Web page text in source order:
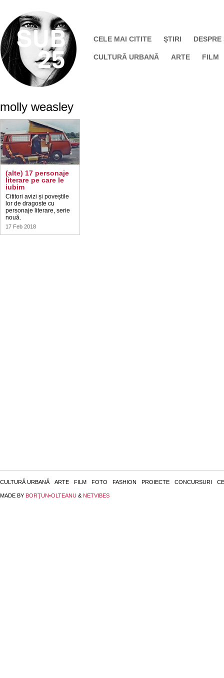
CELE MAI CITITE ŞTIRI DESPRE
CULTURĂ URBANĂ ARTE FILM
molly weasley
(alte) 17 personaje
literare pe care le
iubim
Cititori avizi și poveștile
lor de dragoste cu
personaje literare, serie
nouă.
17 Feb 2018
CULTURĂ URBANĂ ARTE FILM FOTO FASHION PROIECTE CONCURSURI
MADE BY BORŢUN•OLTEANU & NETVIBES